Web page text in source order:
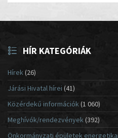
HÍR KATEGÓRIÁK
Hírek(26)
Járási Hivatal hírei (41)
Közérdekű információk(1 060)
Meghívók/rendezvények (392)
Önkormányzati épületek